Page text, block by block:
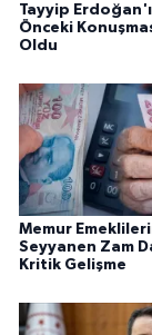
Tayyip
Önceki
Oldu
Memur
Seyyanen Zam
Kritik Gelişme